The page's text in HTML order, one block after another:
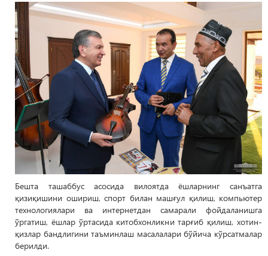
Бешта ташаббус асосида вилоятда ёшларнинг санъатга
қизиқишини ошириш, спорт билан машғул қилиш, компьютер
технологиялари ва интернетдан самарали фойдаланишга
ўргатиш, ёшлар ўртасида китобхонликни тарғиб қилиш, хотин-
қизлар бандлигини таъминлаш масалалари бўйича кўрсатмалар
берилди.